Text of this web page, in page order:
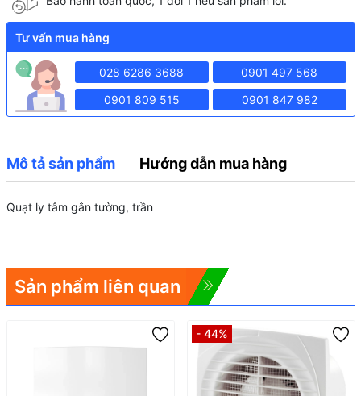
Tư vấn mua hàng
028 6286 3688 0901 497 568
0901 809 515 0901 847 982
Mô tả sản phẩm Hướng dẫn mua hàng
Quạt ly tâm gắn tường, trần
Sản phẩm liên quan
- 44%